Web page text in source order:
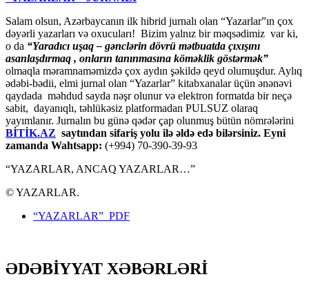
Salam olsun, Azərbaycanın ilk hibrid jurnalı olan “Yazarlar”ın çox
dəyərli yazarları və oxucuları! Bizim yalnız bir məqsədimiz var ki,
o da “Yaradıcı uşaq – gәnclәrin dövrü mәtbuatda çıxışını
asanlaşdırmaq , onların tanınmasına kömәklik göstәrmәk”
olmaqla məramnaməmizdə çox aydın şəkildə qeyd olumuşdur. Aylıq
ədəbi-bədii, elmi jurnal olan “Yazarlar” kitabxanalar üçün ənənəvi
qaydada məhdud sayda nəşr olunur və elektron formatda bir neçə
sabit, dayanıqlı, təhlükəsiz platformadan PULSUZ olaraq
yayımlanır. Jurnalın bu günə qədər çap olunmuş bütün nömrələrini
BİTİK.AZ saytından sifariş yolu ilə əldə edə bilərsiniz. Eyni
zamanda Wahtsapp: (+994) 70-390-39-93
“YAZARLAR, ANCAQ YAZARLAR…”
© YAZARLAR.
“YAZARLAR” PDF
ƏDƏBİYYAT XƏBƏRLƏRİ